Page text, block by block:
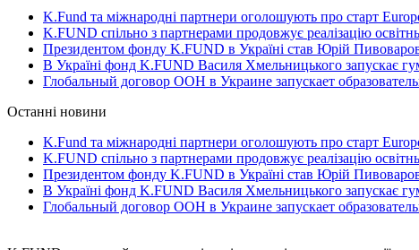
K.Fund та міжнародні партнери оголошують про старт
K.FUND спільно з партнерами продовжує реалізацію
Президентом фонду K.FUND в Україні став Юрій
В Україні фонд K.FUND Василя Хмельницького запускає
Глобальный договор ООН в Украине запускает
Останні новини
K.Fund та міжнародні партнери оголошують про старт
K.FUND спільно з партнерами продовжує реалізацію
Президентом фонду K.FUND в Україні став Юрій
В Україні фонд K.FUND Василя Хмельницького запускає
Глобальный договор ООН в Украине запускает